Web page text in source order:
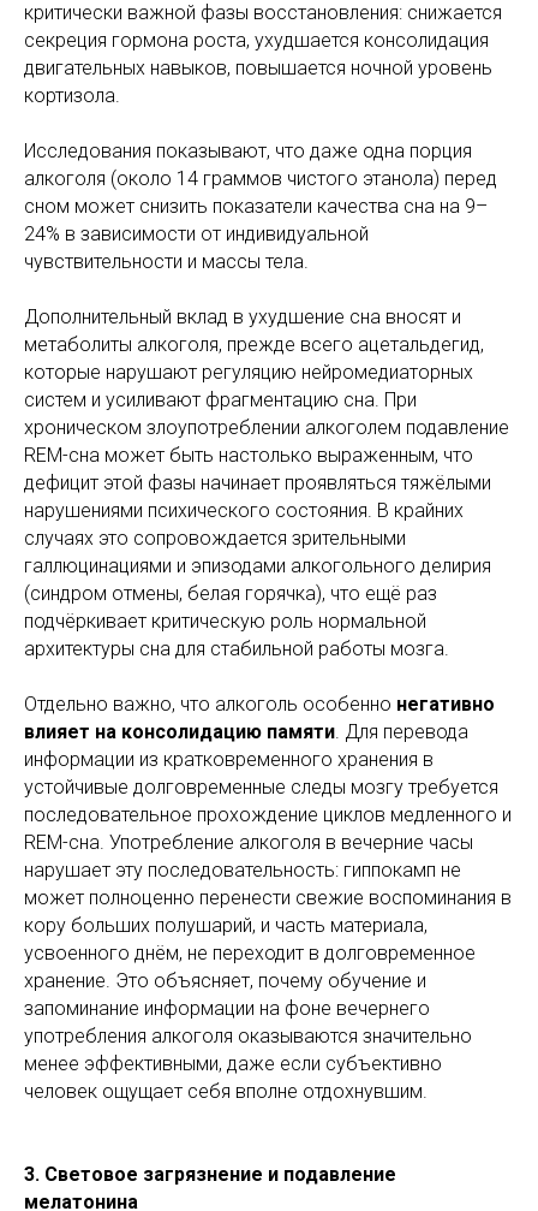
критически важной фазы восстановления: снижается
секреция гормона роста, ухудшается консолидация
двигательных навыков, повышается ночной уровень
кортизола.
Исследования показывают, что даже одна порция
алкоголя (около 14 граммов чистого этанола) перед
сном может снизить показатели качества сна на 9–
24% в зависимости от индивидуальной
чувствительности и массы тела.
Дополнительный вклад в ухудшение сна вносят и
метаболиты алкоголя, прежде всего ацетальдегид,
которые нарушают регуляцию нейромедиаторных
систем и усиливают фрагментацию сна. При
хроническом злоупотреблении алкоголем подавление
REM-сна может быть настолько выраженным, что
дефицит этой фазы начинает проявляться тяжёлыми
нарушениями психического состояния. В крайних
случаях это сопровождается зрительными
галлюцинациями и эпизодами алкогольного делирия
(синдром отмены, белая горячка), что ещё раз
подчёркивает критическую роль нормальной
архитектуры сна для стабильной работы мозга.
Отдельно важно, что алкоголь особенно негативно
влияет на консолидацию памяти. Для перевода
информации из кратковременного хранения в
устойчивые долговременные следы мозгу требуется
последовательное прохождение циклов медленного и
REM-сна. Употребление алкоголя в вечерние часы
нарушает эту последовательность: гиппокамп не
может полноценно перенести свежие воспоминания в
кору больших полушарий, и часть материала,
усвоенного днём, не переходит в долговременное
хранение. Это объясняет, почему обучение и
запоминание информации на фоне вечернего
употребления алкоголя оказываются значительно
менее эффективными, даже если субъективно
человек ощущает себя вполне отдохнувшим.
3. Световое загрязнение и подавление
мелатонина